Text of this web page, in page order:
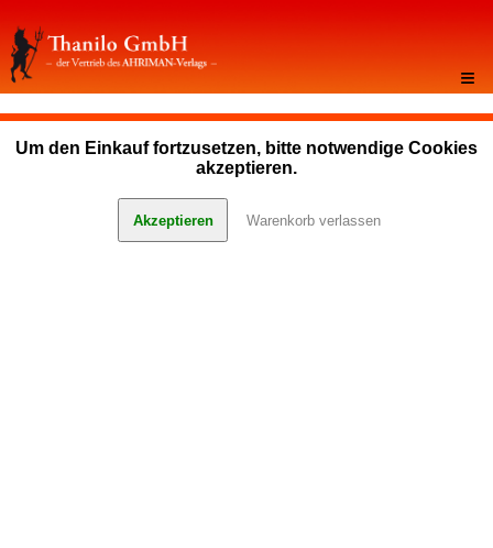
≡
Um den Einkauf fortzusetzen, bitte notwendige Cookies
akzeptieren.
Akzeptieren Warenkorb verlassen